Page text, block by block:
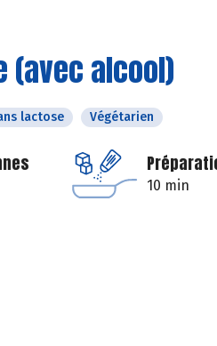
(avec alcool)
lactose Végétarien
10 min